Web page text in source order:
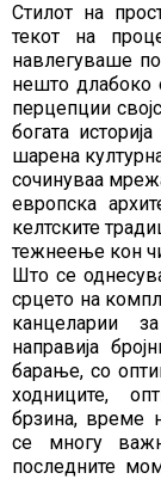
Стилот на
текот на
навлегуваше
нешто длабоко
перцепции
богата
шарена
сочинуваа
европска
келтските
тежнеење кон
Што се
срцето на
канцеларии
направија
барање, со
ходниците,
брзина, време
се многу
последните